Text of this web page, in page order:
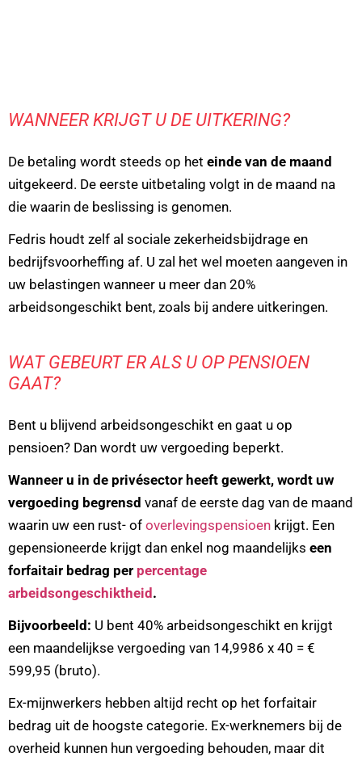
WANNEER KRIJGT U DE UITKERING?
De betaling wordt steeds op het einde van de maand
uitgekeerd. De eerste uitbetaling volgt in de maand na
die waarin de beslissing is genomen.
Fedris houdt zelf al sociale zekerheidsbijdrage en
bedrijfsvoorheffing af. U zal het wel moeten aangeven in
uw belastingen wanneer u meer dan 20%
arbeidsongeschikt bent, zoals bij andere uitkeringen.
WAT GEBEURT ER ALS U OP PENSIOEN
GAAT?
Bent u blijvend arbeidsongeschikt en gaat u op
pensioen? Dan wordt uw vergoeding beperkt.
Wanneer u in de privésector heeft gewerkt, wordt uw
vergoeding begrensd vanaf de eerste dag van de maand
waarin uw een rust- of overlevingspensioen krijgt. Een
gepensioneerde krijgt dan enkel nog maandelijks een
forfaitair bedrag per percentage
arbeidsongeschiktheid.
Bijvoorbeeld: U bent 40% arbeidsongeschikt en krijgt
een maandelijkse vergoeding van 14,9986 x 40 = €
599,95 (bruto).
Ex-mijnwerkers hebben altijd recht op het forfaitair
bedrag uit de hoogste categorie. Ex-werknemers bij de
overheid kunnen hun vergoeding behouden, maar dit